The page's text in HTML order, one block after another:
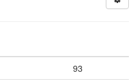
93